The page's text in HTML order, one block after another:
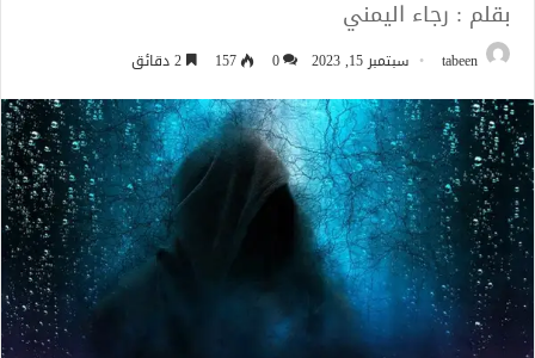
بقلم : رجاء اليمني
tabeen سبتمبر 15, 2023 0
157